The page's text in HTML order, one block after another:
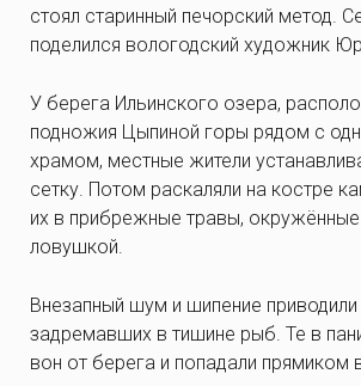
стоял старинный печорский метод.
поделился вологодский художник
У берега Ильинского озера,
подножия Цыпиной горы рядом с
храмом, местные жители
сетку. Потом раскаляли на костре
их в прибрежные травы, окружённые
ловушкой.
Внезапный шум и шипение
задремавших в тишине рыб. Те в
вон от берега и попадали прямиком